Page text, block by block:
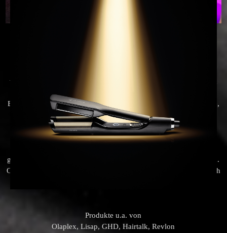
typgerecht und nach Ihren Wünschen
Beratung und Haardiagnose, trendige Haarschnitte, Locken, Farbe,
Haarverlängerung oder Haarverdichtung,Hochsteckfrisuren,
Hochzeitsservice, Nagelmodellage, Professionelles Make-up und
vieles mehr.
gehen. Sie werden das Glücksgefühl eines neuen Looks verspüren.
Ob nun nur frisch geschnitten, gefärbt oder gestylt.
Lassen Sie sich
Produkte u.a. von
Olaplex, Lisap, GHD, Hairtalk, Revlon